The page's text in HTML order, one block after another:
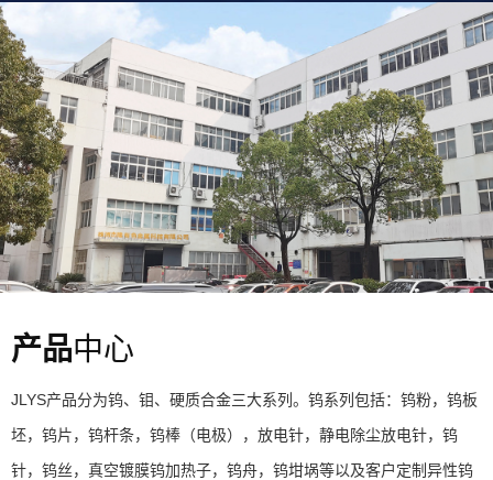
产品中心
JLYS产品分为钨、钼、硬质合金三大系列。钨系列包括：钨粉，钨板
坯，钨片，钨杆条，钨棒（电极），放电针，静电除尘放电针，钨
针，钨丝，真空镀膜钨加热子，钨舟，钨坩埚等以及客户定制异性钨